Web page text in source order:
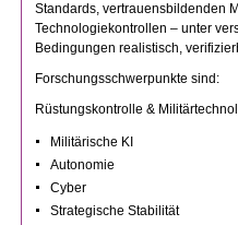
Standards, vertrauensbildenden
Technologiekontrollen – unter
Bedingungen realistisch,
Forschungsschwerpunkte sind:
Rüstungskontrolle &
Militärische KI
Autonomie
Cyber
Strategische Stabilität